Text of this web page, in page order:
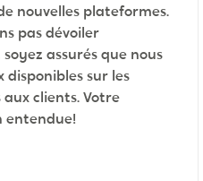
nouvelles plateformes.
pas dévoiler
assurés que nous
sur les
clients. Votre
entendue!